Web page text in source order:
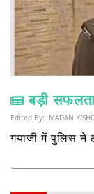
बड़ी
Edited By: MADAN
गयाजी में पुलिस ने